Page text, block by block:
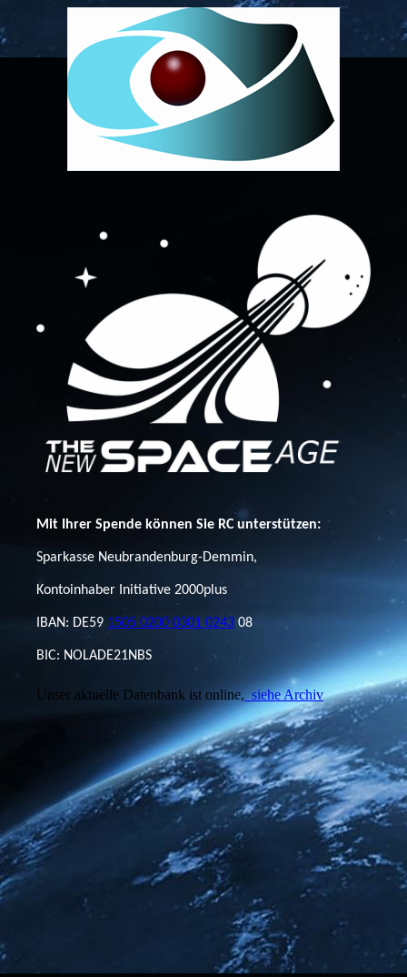
Mit Ihrer Spende können Sie RC unterstützen:
Sparkasse Neubrandenburg-Demmin,
Kontoinhaber Initiative 2000plus
IBAN: DE59 1505 0200 0301 0243 08
BIC: NOLADE21NBS
Unser aktuelle Datenbank ist online,siehe Archiv